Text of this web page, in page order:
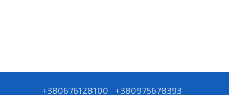
+380676128100 +380975678393